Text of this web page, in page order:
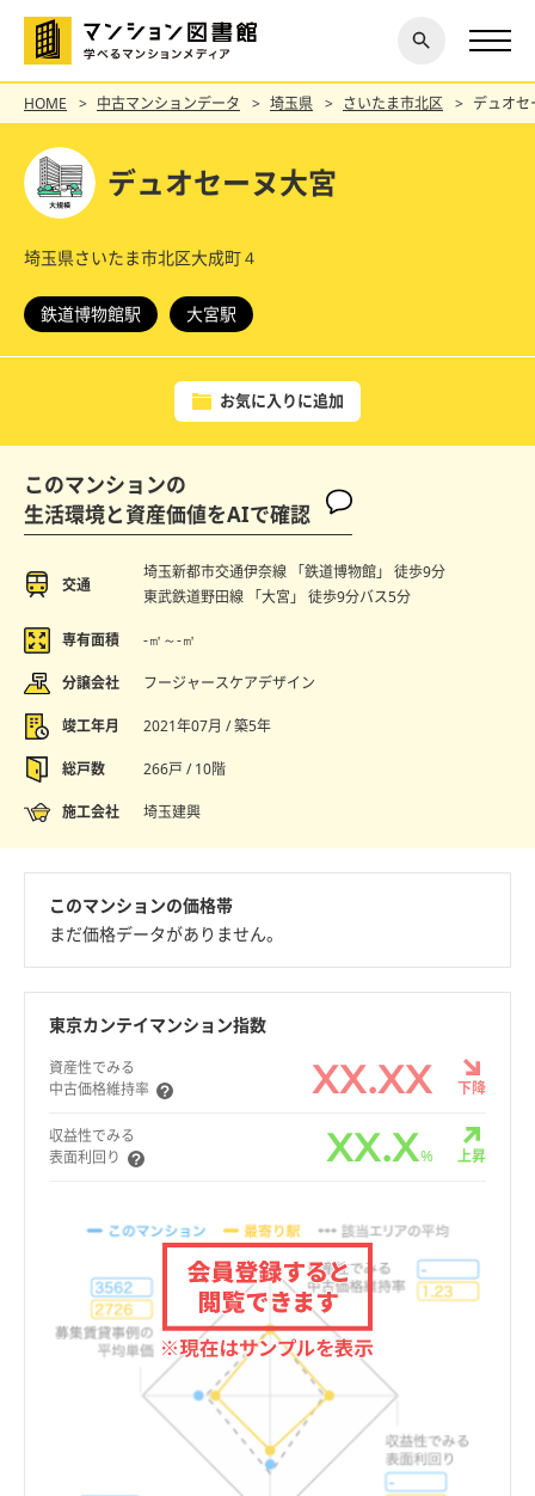
探す
閉じ
る
HOME 中古マンションデータ 埼玉県 さいたま市北区 デュオ
デュオセーヌ大宮
埼玉県さいたま市北区大成町４
鉄道博物館駅 大宮駅
お気に入りに追加
このマンションの
生活環境と資産価値をAIで確認
交通
埼玉新都市交通伊奈線 「鉄道博物館」 徒歩9分
東武鉄道野田線 「大宮」 徒歩9分バス5分
専有面積 -㎡～-㎡
分譲会社 フージャースケアデザイン
竣工年月 2021年07月 / 築5年
総戸数 266戸 / 10階
施工会社 埼玉建興
このマンションの価格帯
まだ価格データがありません。
東京カンテイマンション指数
資産性でみる
中古価格維持率
XX.XX 下降
収益性でみる
表面利回り
XX.X% 上昇